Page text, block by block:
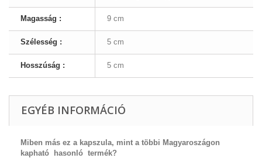
Magasság : 9 cm
Szélesség : 5 cm
Hosszúság : 5 cm
EGYÉB INFORMÁCIÓ
Miben más ez a kapszula, mint a többi Magyaroszágon
kapható hasonló termék?